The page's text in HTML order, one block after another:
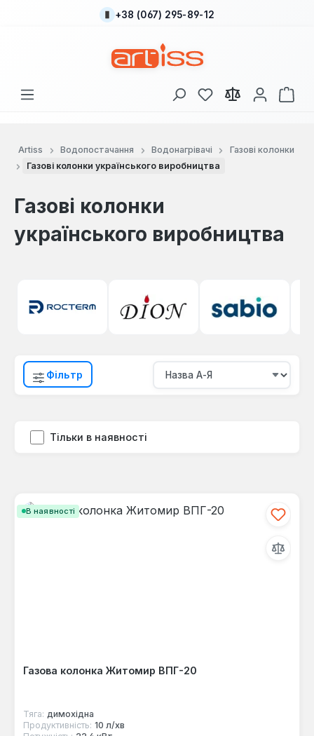
Перейти до основного вмісту
+38 (067) 295-89-12
У вас є 0 у списку
Artiss Водопостачання Водонагрівачі
Газові колонки
Газові колонки українського виробництва
Газові колонки
українського виробництва
Фільтр
Тільки в наявності
В наявності
Газова колонка Житомир ВПГ-20
Тяга: димохідна
Продуктивність: 10 л/хв